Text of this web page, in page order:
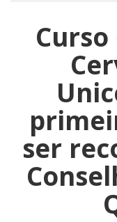
ser